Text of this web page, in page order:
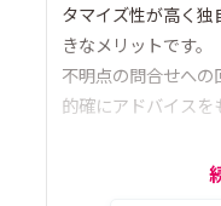
タマイズ性が高く
きなメリットです。
不明点の問合せへ
的確にアドバイスを